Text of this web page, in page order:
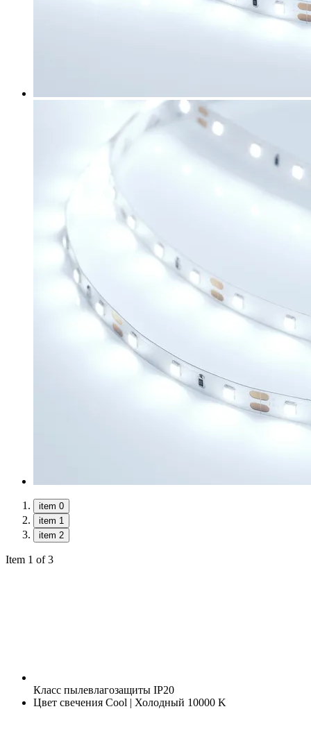
item 0
item 1
item 2
Item 1 of 3
Класс пылевлагозащиты IP20
Цвет свечения Cool | Холодный 10000 K